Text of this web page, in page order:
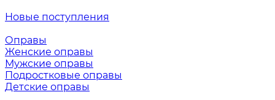
Новые поступления
Оправы
Женские оправы
Мужские оправы
Подростковые оправы
Детские оправы